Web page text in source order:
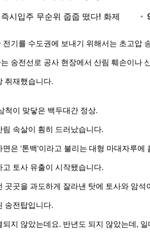
전기를 수도권에 보내기 위해서는 초고압
송전선로 공사 현장에서 산림 훼손이나
취재했습니다.
척이 맞닿은 백두대간 정상.
림 속살이 훤히 드러났습니다.
면은 '톤백'이라고 불리는 대형 마대자루에
토사 유출이 시작됐습니다.
곳곳을 과도하게 잘라낸 탓에 토사와 암
송전탑입니다.
되지 않았는데요. 반년도 되지 않았는데,